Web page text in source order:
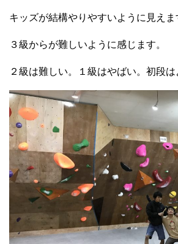
キッズが結構やりやすいように見えま
３級からが難しいように感じます。
２級は難しい。１級はやばい。初段は